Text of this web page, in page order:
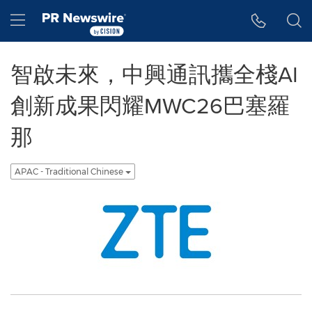
Hamburger menu
智啟未來，中興通訊攜全棧AI
創新成果閃耀MWC26巴塞羅
那
APAC - Traditional Chinese